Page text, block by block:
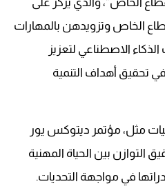
الخاص”، والذي يركز على
الخاص وتزويدهن بالمهارات
الاصطناعي لتعزيز
تحقيق أهداف التنمية
مثل، مؤتمر ديتوكس يور
تحقيق التوازن بين الحياة المهنية
في مواجهة التحديات.